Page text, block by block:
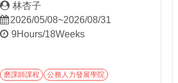
林杏子
2026/05/08~2026/08/31
9Hours/18Weeks
磨課師課程 公務人力發展學院